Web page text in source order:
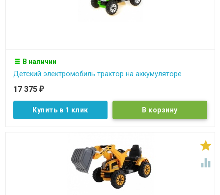
В наличии
Детский электромобиль трактор на аккумуляторе
17 375 ₽
Купить в 1 клик

